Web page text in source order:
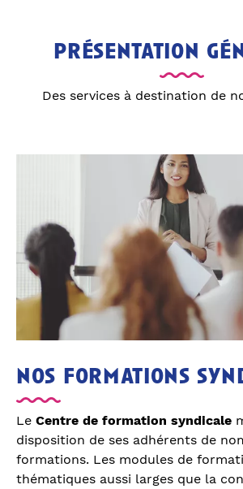
présentation
Des services à destination de
nos formations
Le Centre de formation syndicale
disposition de ses adhérents de
formations. Les modules de
thématiques aussi larges que la